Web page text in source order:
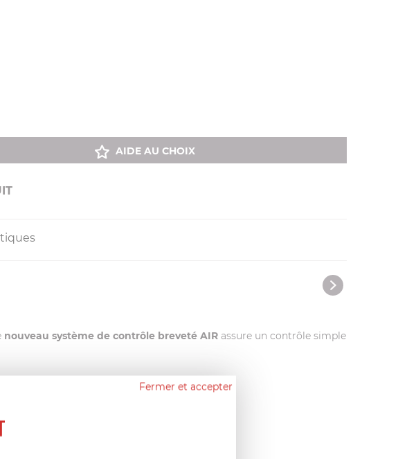
AIDE AU CHOIX
nouveau système de contrôle breveté AIR assure un contrôle simple
Fermer et accepter